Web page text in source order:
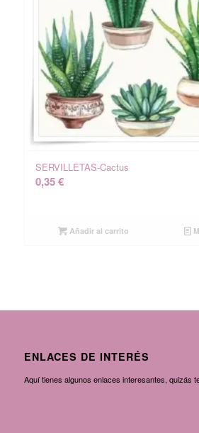
SERVILLETAS-Cactus
0,35€
Añadir al carrito
ENLACES DE INTERÉS
Aquí tienes algunos enlaces interesantes, quizás